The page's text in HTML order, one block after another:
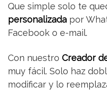
Que simple solo te
personalizada por
Facebook o e-mail.
Con nuestro Creador
muy fácil. Solo haz
modificar y lo